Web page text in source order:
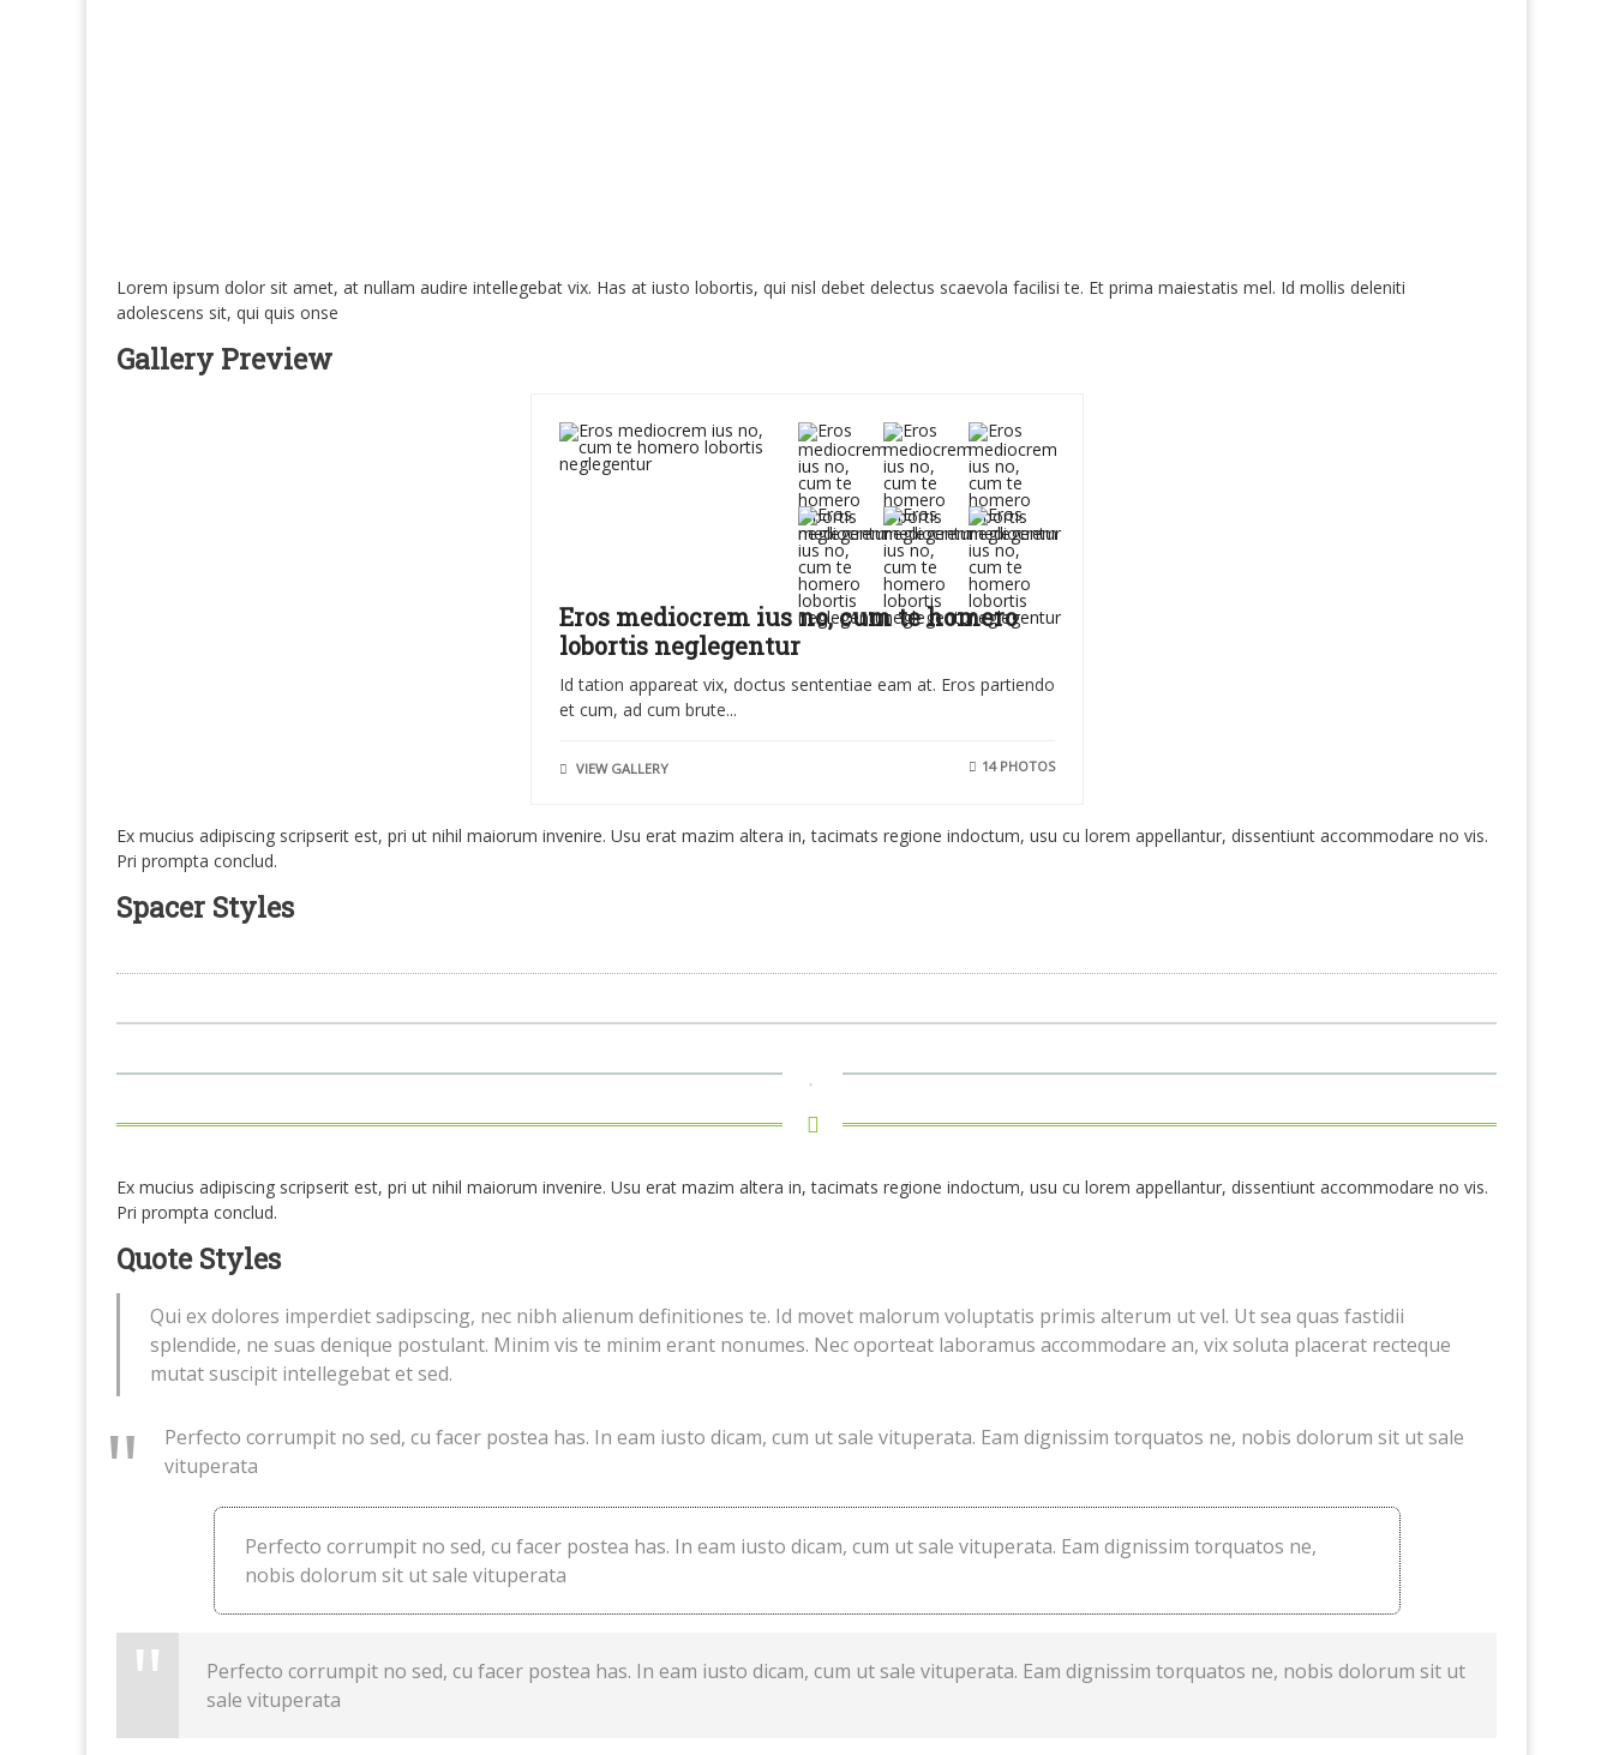
Lorem ipsum dolor sit amet, at nullam audire intellegebat vix. Has at iusto lobortis, qui nisl debet delectus scaevola facilisi te. Et prima maiestatis mel. Id mollis deleniti
adolescens sit, qui quis onse
Gallery Preview
Eros mediocrem ius no, cum te homero
lobortis neglegentur
Id tation appareat vix, doctus sententiae eam at. Eros partiendo
et cum, ad cum brute...
VIEW GALLERY 14 PHOTOS
Ex mucius adipiscing scripserit est, pri ut nihil maiorum invenire. Usu erat mazim altera in, tacimats regione indoctum, usu cu lorem appellantur, dissentiunt accommodare no vis.
Pri prompta conclud.
Spacer Styles
Ex mucius adipiscing scripserit est, pri ut nihil maiorum invenire. Usu erat mazim altera in, tacimats regione indoctum, usu cu lorem appellantur, dissentiunt accommodare no vis.
Pri prompta conclud.
Quote Styles
Qui ex dolores imperdiet sadipscing, nec nibh alienum definitiones te. Id movet malorum voluptatis primis alterum ut vel. Ut sea quas fastidii
splendide, ne suas denique postulant. Minim vis te minim erant nonumes. Nec oporteat laboramus accommodare an, vix soluta placerat recteque
mutat suscipit intellegebat et sed.
Perfecto corrumpit no sed, cu facer postea has. In eam iusto dicam, cum ut sale vituperata. Eam dignissim torquatos ne, nobis dolorum sit ut sale
vituperata
Perfecto corrumpit no sed, cu facer postea has. In eam iusto dicam, cum ut sale vituperata. Eam dignissim torquatos ne,
nobis dolorum sit ut sale vituperata
Perfecto corrumpit no sed, cu facer postea has. In eam iusto dicam, cum ut sale vituperata. Eam dignissim torquatos ne, nobis dolorum sit ut
sale vituperata